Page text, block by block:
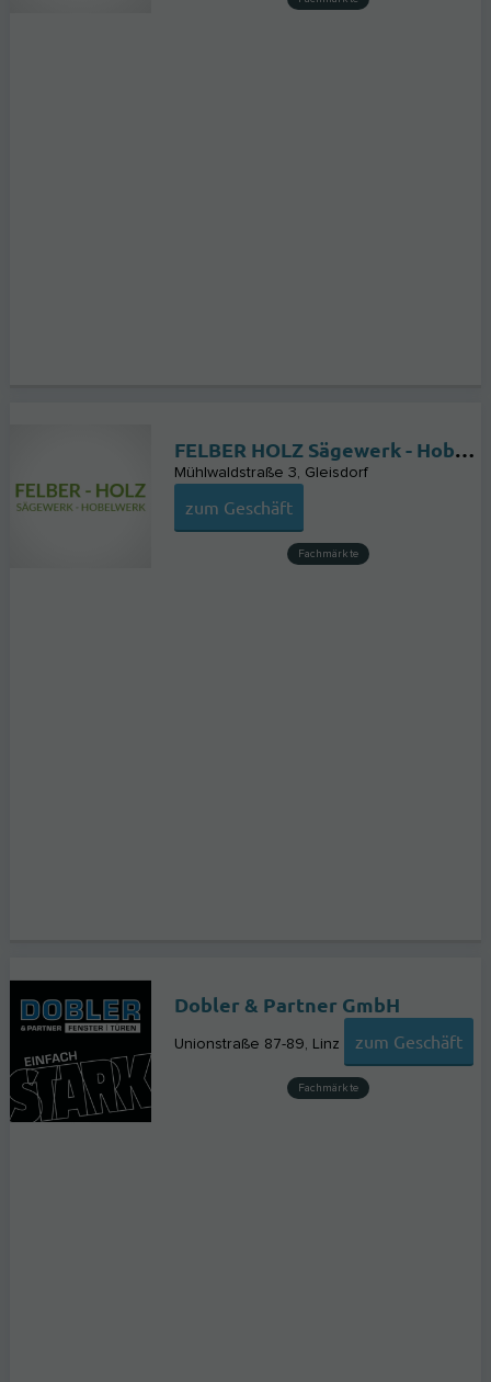
FELBER HOLZ Sägewerk - Hobelwerk
Mühlwaldstraße 3 Gleisdorf
zum Geschäft
Fachmärkte
Dobler & Partner GmbH
Unionstraße 87-89 Linz zum Geschäft
Fachmärkte